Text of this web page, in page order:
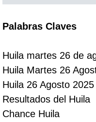
Palabras Claves
Huila martes 26 de
Huila Martes 26
Huila 26 Agosto 2025
Resultados del Huila
Chance Huila